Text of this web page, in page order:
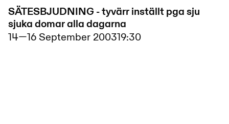
SÄTESBJUDNING - tyvärr inställt pga sju
sjuka domar alla dagarna
14—16 September 200319:30